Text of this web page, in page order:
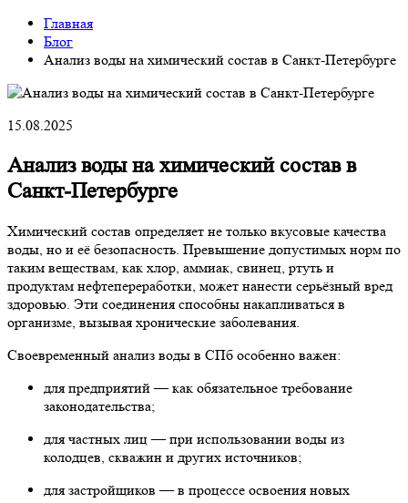
Главная
Блог
Анализ воды на химический состав в Санкт-Петербурге
15.08.2025
Анализ воды на химический состав в
Санкт-Петербурге
Химический состав определяет не только вкусовые качества
воды, но и её безопасность. Превышение допустимых норм по
таким веществам, как хлор, аммиак, свинец, ртуть и
продуктам нефтепереработки, может нанести серьёзный вред
здоровью. Эти соединения способны накапливаться в
организме, вызывая хронические заболевания.
Своевременный анализ воды в СПб особенно важен:
для предприятий — как обязательное требование
законодательства;
для частных лиц — при использовании воды из
колодцев, скважин и других источников;
для застройщиков — в процессе освоения новых